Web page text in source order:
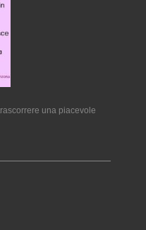
una piacevole